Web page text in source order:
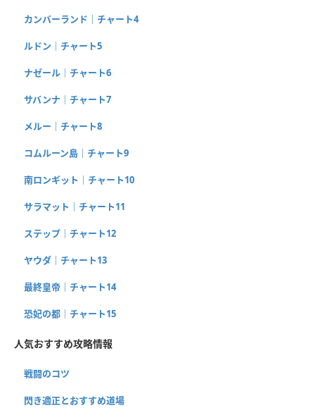
カンバーランド｜チャート4
ルドン｜チャート5
ナゼール｜チャート6
サバンナ｜チャート7
メルー｜チャート8
コムルーン島｜チャート9
南ロンギット｜チャート10
サラマット｜チャート11
ステップ｜チャート12
ヤウダ｜チャート13
最終皇帝｜チャート14
恐妃の都｜チャート15
人気おすすめ攻略情報
戦闘のコツ
閃き適正とおすすめ道場